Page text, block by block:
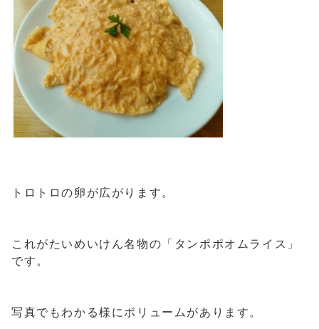
トロトロの卵が広がります。
これがたいめいけん名物の「タンポポオムライス」
です。
写真でもわかる様にボリュームがあります。